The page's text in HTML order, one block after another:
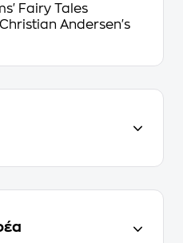
Fairy Tales
Andersen's